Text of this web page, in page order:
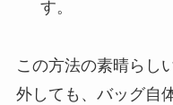
す。
この方法の素晴らし
外しても、バッグ自